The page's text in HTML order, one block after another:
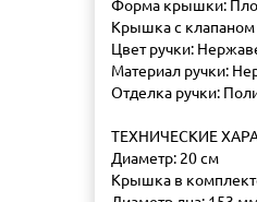
Форма крышки:
Крышка с клапаном
Цвет ручки:
Материал ручки:
Отделка ручки:
ТЕХНИЧЕСКИЕ
Диаметр: 20 см
Крышка в